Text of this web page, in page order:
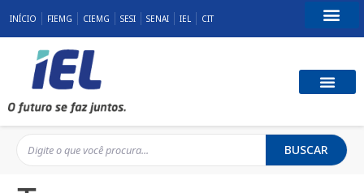
INÍCIO FIEMG CIEMG SESI SENAI IEL CIT
BUSCAR